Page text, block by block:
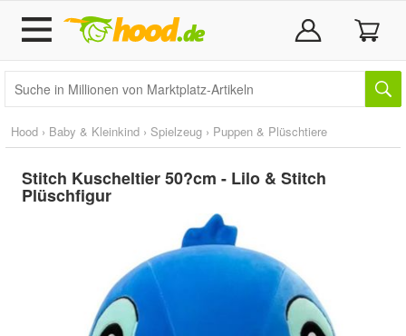
Hood › Baby & Kleinkind › Spielzeug › Puppen & Plüschtiere
Stitch Kuscheltier 50?cm - Lilo & Stitch
Plüschfigur